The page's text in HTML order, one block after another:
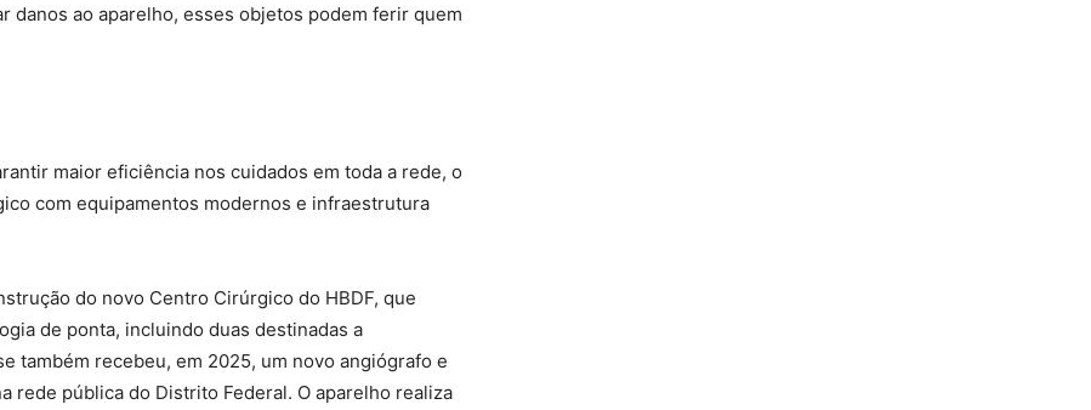
danos ao aparelho, esses objetos podem ferir quem
maior eficiência nos cuidados em toda a rede, o
com equipamentos modernos e infraestrutura
do novo Centro Cirúrgico do HBDF, que
de ponta, incluindo duas destinadas a
também recebeu, em 2025, um novo angiógrafo e
rede pública do Distrito Federal. O aparelho realiza